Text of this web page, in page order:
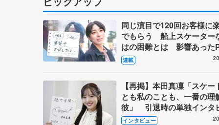
同じ演目で120回お客様に
でもらう 船上スケーター
はの困難とは 影響あった
キャプテン松永さんの存在
連載
【再掲】本田真凜「スケー
とも私のことも、一番の理
彼」 引退時の単独インタ
で語った競技人生や家族、
インタビュー